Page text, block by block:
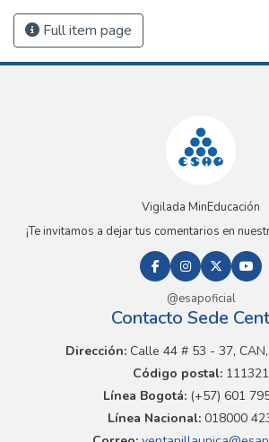
Full item page
Vigilada MinEducación
¡Te invitamos a dejar tus comentarios en
@esapoficial
Contacto Sede
Dirección:Calle 44 # 53 - 37, CAN,
Código postal: 111321
Línea Bogotá:(+57) 601
Línea Nacional: 018000